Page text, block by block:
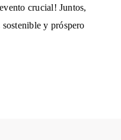
crucial! Juntos,
y próspero